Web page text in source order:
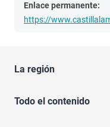
Enlace permanente:
https://
La región
Todo el contenido